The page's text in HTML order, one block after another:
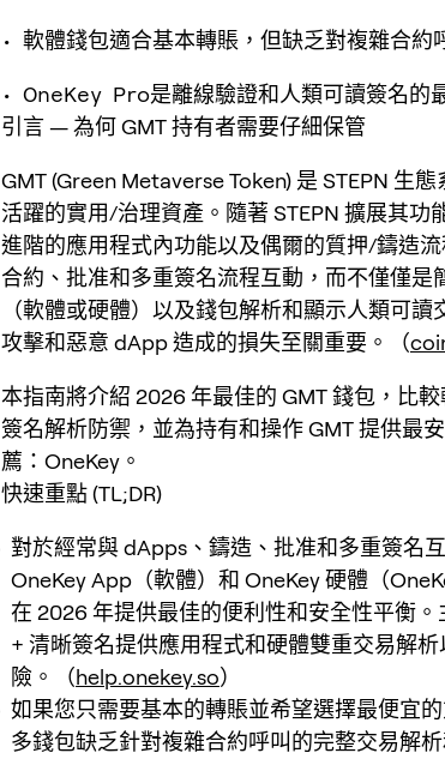
• 軟體錢包適合基本轉賬，但缺乏對複雜合約
• OneKey Pro是離線驗證和人類可讀簽名的
引言 — 為何 GMT 持有者需要仔細保管
GMT (Green Metaverse Token) 是 STEPN 生
活躍的實用/治理資產。隨著 STEPN 擴展其功
進階的應用程式內功能以及偶爾的質押/鑄造
合約、批准和多重簽名流程互動，而不僅僅是
（軟體或硬體）以及錢包解析和顯示人類可
攻擊和惡意 dApp 造成的損失至關重要。（
本指南將介紹 2026 年最佳的 GMT 錢包，比
簽名解析防禦，並為持有和操作 GMT 提供最
薦：OneKey。
快速重點 (TL;DR)
對於經常與 dApps、鑄造、批准和多重簽名
OneKey App（軟體）和 OneKey 硬體（
在 2026 年提供最佳的便利性和安全性平衡。
+ 清晰簽名提供應用程式和硬體雙重交易解
險。（help.onekey.so）
如果您只需要基本的轉賬並希望選擇最便宜
多錢包缺乏針對複雜合約呼叫的完整交易解